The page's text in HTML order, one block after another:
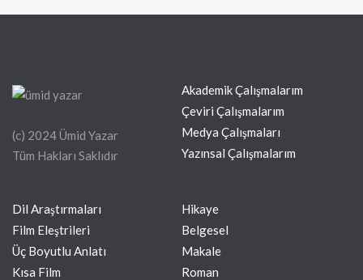
(c) 2024 Ümid Yazar
Tüm Hakları Saklıdır
Akademik Çalışmalarım
Çeviri Çalışmalarım
Medya Çalışmaları
Yazınsal Çalışmalarım
Dil Araştırmaları
Film Eleştrileri
Üç Boyutlu Anlatı
Kısa Film
Hikaye
Belgesel
Makale
Roman